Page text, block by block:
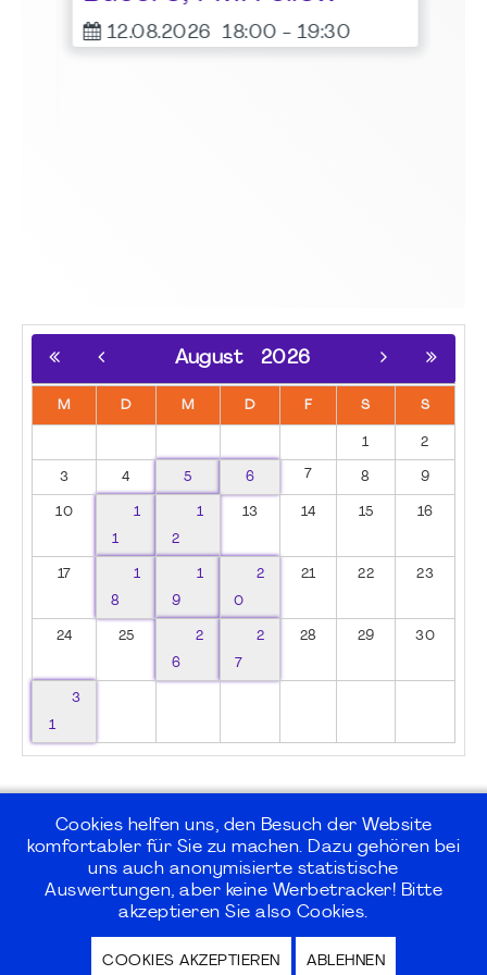
12.08.2026 18:00 - 19:30
August 2026
M D M D F S S
1 2
3 4 5 6 7 8 9
10
1
1
1
2
13 14 15 16
17
1
8
1
9
2
0
21 22 23
24 25
2
6
2
7
28 29 30
3
1
©2026PMI Germany Chapter e.V.
Impressum | Kontakt | Disclaimer |
Datenschutz / Privacy Policy |
Cookies helfen uns, den Besuch der Website
komfortabler für Sie zu machen. Dazu gehören bei
uns auch anonymisierte statistische
Auswertungen, aber keine Werbetracker! Bitte
akzeptieren Sie also Cookies.
COOKIES AKZEPTIEREN ABLEHNEN